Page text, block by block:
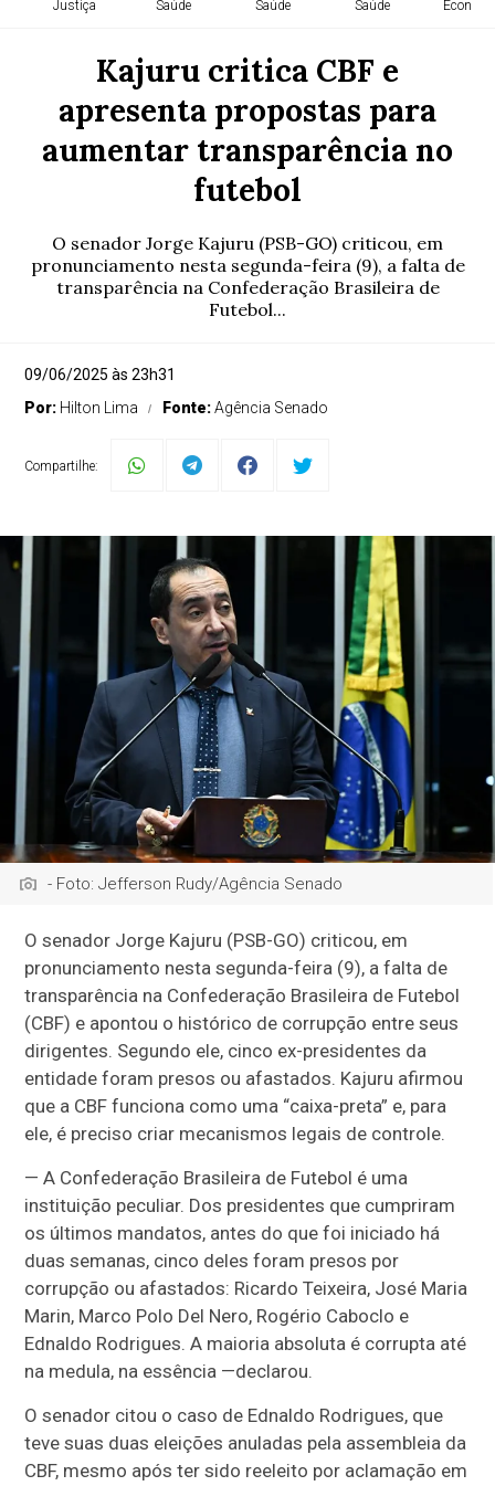
Justiça Saúde Saúde Saúde
Kajuru critica CBF e
apresenta propostas para
aumentar transparência no
futebol
O senador Jorge Kajuru (PSB-GO) criticou, em
pronunciamento nesta segunda-feira (9), a falta de
transparência na Confederação Brasileira de
Futebol...
09/06/2025 às 23h31
Por: Hilton Lima Fonte:Agência Senado
Compartilhe:
- Foto: Jefferson Rudy/Agência Senado
O senador Jorge Kajuru (PSB-GO) criticou, em
pronunciamento nesta segunda-feira (9), a falta de
transparência na Confederação Brasileira de Futebol
(CBF) e apontou o histórico de corrupção entre seus
dirigentes. Segundo ele, cinco ex-presidentes da
entidade foram presos ou afastados. Kajuru afirmou
que a CBF funciona como uma “caixa-preta” e, para
ele, é preciso criar mecanismos legais de controle.
— A Confederação Brasileira de Futebol é uma
instituição peculiar. Dos presidentes que cumpriram
os últimos mandatos, antes do que foi iniciado há
duas semanas, cinco deles foram presos por
corrupção ou afastados: Ricardo Teixeira, José Maria
Marin, Marco Polo Del Nero, Rogério Caboclo e
Ednaldo Rodrigues. A maioria absoluta é corrupta até
na medula, na essência —declarou.
O senador citou o caso de Ednaldo Rodrigues, que
teve suas duas eleições anuladas pela assembleia da
CBF, mesmo após ter sido reeleito por aclamação em